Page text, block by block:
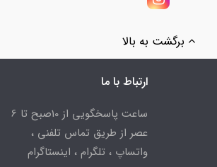
برگشت به بالا
ارتباط با ما
ساعت پاسخگویی از 10صبح تا 6
عصر از طریق تماس تلفنی ،
واتساپ ، تلگرام ، اینستاگرام